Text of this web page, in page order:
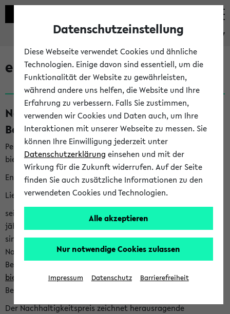
eKVV
eKVV News
Nachhaltigkeitspreis 2026:
Bewerbungsphase gestartet (06.08.26)
Per E-Mail eingestellt von nachhaltigkeitsbuero@uni-
bielefeld.de an den Verteiler 'Alle Studierenden':
English version below
Liebe Studierende,
seit 2023 verleiht das Rektorat der Universität Bielefeld
jährlich den Nachhaltigkeitspreis für Abschlussarbeiten. Sie
sind herzlich eingeladen sich mit Ihrer Abschlussarbeit beim
Nachhaltigkeitsbüro zu bewerben. Bitte nutzen Sie für Ihre
Bewerbung dieses Formular<https://formulare.uni-
bielefeld.de/frontend-server/form/provide/913/>. Die
Bewerbungsfrist endet am 30.09.2026.
Der Nachhaltigkeitspreis zeichnet herausragende
Datenschutzeinstellung
Diese Webseite verwendet Cookies und ähnliche
Technologien. Einige davon sind essentiell, um die
Funktionalität der Website zu gewährleisten,
während andere uns helfen, die Website und Ihre
Erfahrung zu verbessern. Falls Sie zustimmen,
verwenden wir Cookies und Daten auch, um Ihre
Interaktionen mit unserer Webseite zu messen. Sie
können Ihre Einwilligung jederzeit unter
Datenschutzerklärung einsehen und mit der
Wirkung für die Zukunft widerrufen. Auf der Seite
finden Sie auch zusätzliche Informationen zu den
verwendeten Cookies und Technologien.
Alle akzeptieren
Nur notwendige Cookies zulassen
Impressum Datenschutz Barrierefreiheit